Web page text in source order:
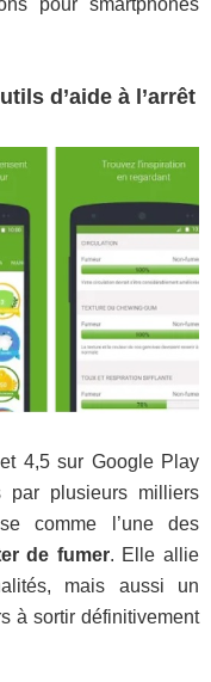
pour smartphones
d’aide à l’arrêt
4,5 sur Google Play
par plusieurs milliers
comme l’une des
de fumer. Elle allie
mais aussi un
à sortir définitivement